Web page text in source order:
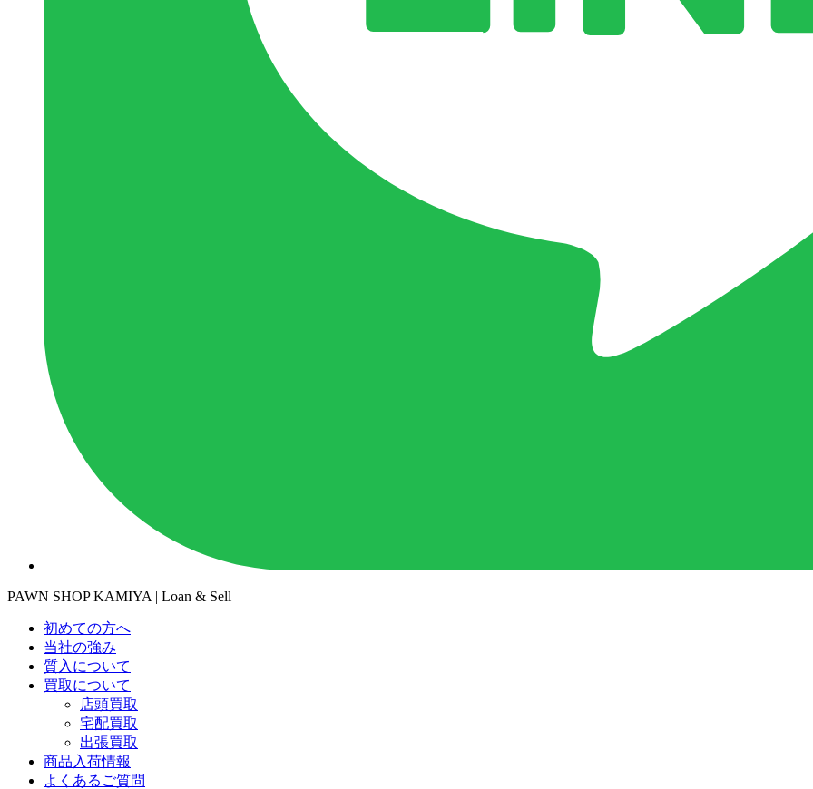
PAWN SHOP KAMIYA | Loan & Sell
初めての方へ
当社の強み
質入について
買取について
店頭買取
宅配買取
出張買取
商品入荷情報
よくあるご質問